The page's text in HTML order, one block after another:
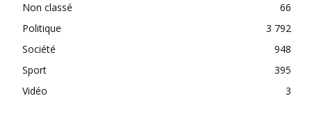
Non classé
66
Politique
3 792
Société
948
Sport
395
Vidéo
3